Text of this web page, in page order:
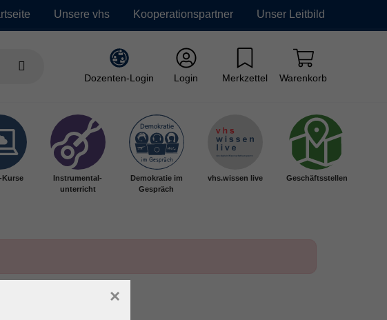
Unsere vhs Kooperationspartner Unser Leitbild
Dozenten-Login Login Merkzettel Warenkorb
Kurse
Instrumental-
unterricht
Demokratie im
Gespräch
vhs.wissen live Geschäftsstellen
×